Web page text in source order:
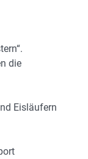
die
Eisläufern